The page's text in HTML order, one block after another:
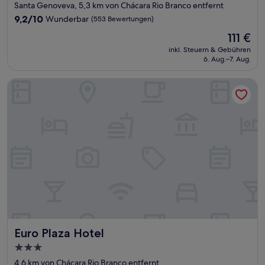
Sterne-
Unterkunft
Santa Genoveva, 5,3 km von Chácara Rio Branco entfernt
9.2
9,2/10 Wunderbar (553 Bewertungen)
Der
Preis
beträgt
111 €
inkl. Steuern & Gebühren
6. Aug.–7. Aug.
Euro Plaza Hotel
Euro Plaza Hotel
3.0-
Sterne-
4,6 km von Chácara Rio Branco entfernt
Euro Plaza Hotel